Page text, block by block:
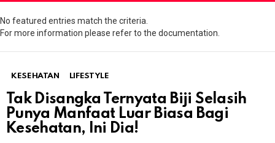
No featured entries match the criteria.
For more information please refer to the documentation.
KESEHATAN LIFESTYLE
Tak Disangka Ternyata Biji Selasih
Punya Manfaat Luar Biasa Bagi
Kesehatan, Ini Dia!